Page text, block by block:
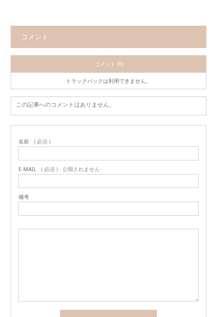
コメント
コメント (0)
トラックバックは利用できません。
この記事へのコメントはありません。
名前 ( 必須 )
E-MAIL ( 必須 ) - 公開されません -
備考